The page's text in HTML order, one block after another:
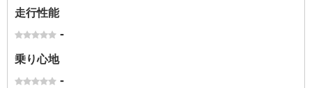
走行性能
-
乗り心地
-